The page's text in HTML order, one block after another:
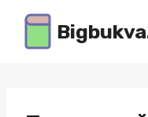
Перейти
содержимому